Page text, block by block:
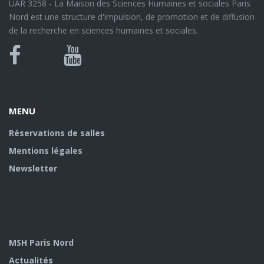
UAR 3258 - La Maison des Sciences Humaines et sociales Paris
Nord est une structure d'impulsion, de promotion et de diffusion
de la recherche en sciences humaines et sociales.
Bluesky
Canal
MENU
Réservations de salles
Mentions légales
Newsletter
MSH Paris Nord
Actualités